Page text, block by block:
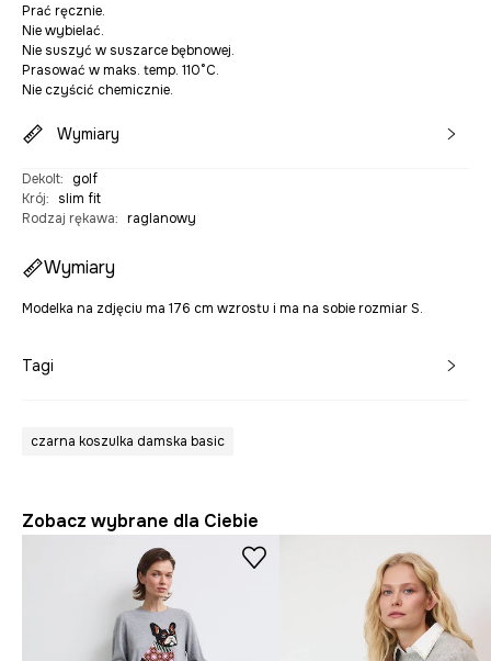
Prać ręcznie.
Nie wybielać.
Nie suszyć w suszarce bębnowej.
Prasować w maks. temp. 110°C.
Nie czyścić chemicznie.
Wymiary
Dekolt:
golf
Krój:
slim fit
Rodzaj rękawa: raglanowy
Wymiary
Modelka na zdjęciu ma 176 cm wzrostu i ma na sobie rozmiar S.
Tagi
czarna koszulka damska basic
Zobacz wybrane dla Ciebie